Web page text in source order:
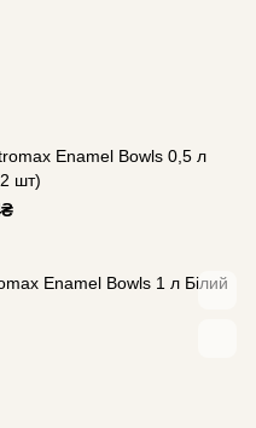
Enamel Bowls 0,5 л
шт)